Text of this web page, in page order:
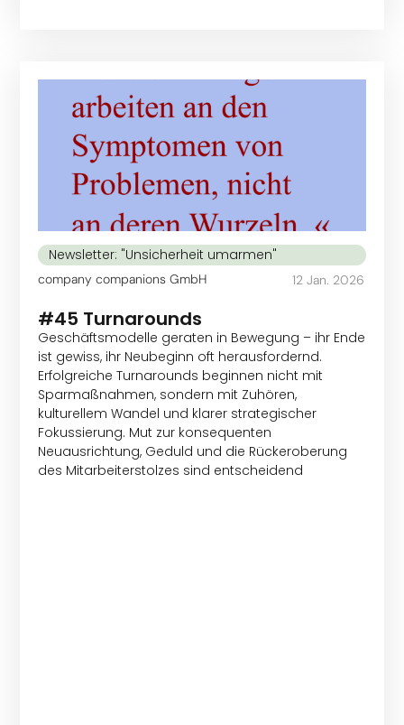
Newsletter: "Unsicherheit umarmen"
company companions GmbH 12 Jan. 2026
#45 Turnarounds
Geschäftsmodelle geraten in Bewegung – ihr Ende
ist gewiss, ihr Neubeginn oft herausfordernd.
Erfolgreiche Turnarounds beginnen nicht mit
Sparmaßnahmen, sondern mit Zuhören,
kulturellem Wandel und klarer strategischer
Fokussierung. Mut zur konsequenten
Neuausrichtung, Geduld und die Rückeroberung
des Mitarbeiterstolzes sind entscheidend